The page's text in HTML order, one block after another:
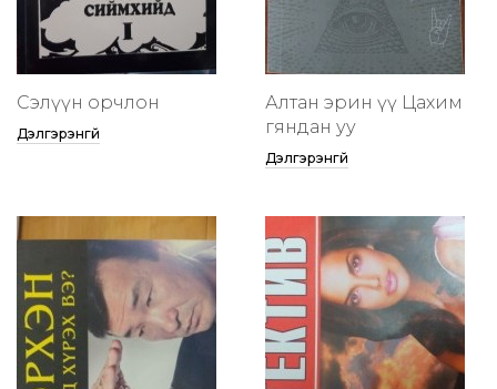
Сэлүүн орчлон
Дэлгэрэнгүй
Алтан эрин үү Цахим
гяндан уу
Дэлгэрэнгүй